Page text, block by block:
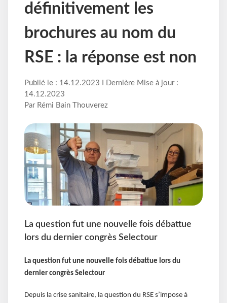
définitivement les
brochures au nom du
RSE : la réponse est non
Publié le : 14.12.2023 I Dernière Mise à jour :
14.12.2023
Par Rémi Bain Thouverez
La question fut une nouvelle fois débattue
lors du dernier congrès Selectour
La question fut une nouvelle fois débattue lors du
dernier congrès Selectour
Depuis la crise sanitaire, la question du RSE s’impose à